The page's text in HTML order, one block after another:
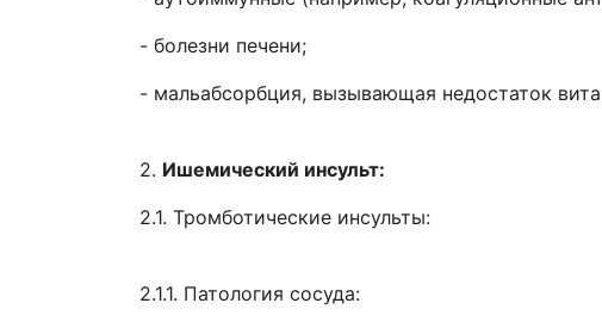
- болезни печени;
- мальабсорбция, вызывающая недостаток
2. Ишемический инсульт:
2.1. Тромботические инсульты:
2.1.1. Патология сосуда: